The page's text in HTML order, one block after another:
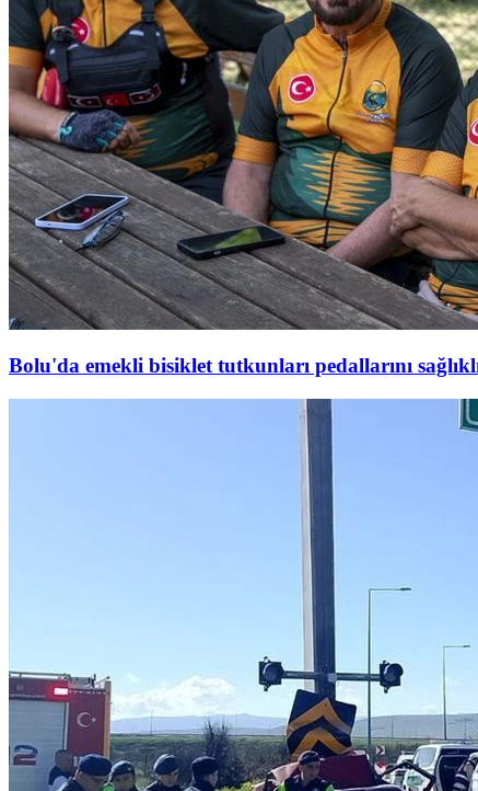
Bolu'da emekli bisiklet tutkunları pedallarını